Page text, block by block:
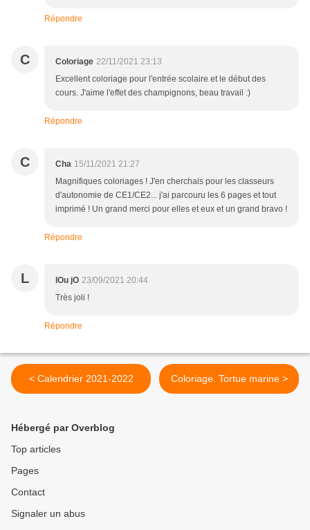
Répondre
C Coloriage 22/11/2021 23:13
Excellent coloriage pour l'entrée scolaire et le début des
cours. J'aime l'effet des champignons, beau travail :)
Répondre
C Cha 15/11/2021 21:27
Magnifiques coloriages ! J'en cherchais pour les classeurs
d'autonomie de CE1/CE2... j'ai parcouru les 6 pages et tout
imprimé ! Un grand merci pour elles et eux et un grand bravo !
Répondre
L lOu jO 23/09/2021 20:44
Très joli !
Répondre
< Calendrier 2021-2022 Coloriage. Tortue marine >
Hébergé par Overblog
Top articles
Pages
Contact
Signaler un abus